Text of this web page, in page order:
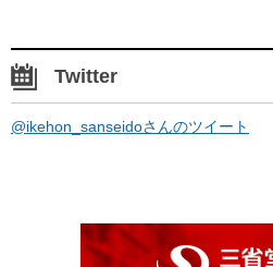
Twitter
@ikehon_sanseidoさんのツイート